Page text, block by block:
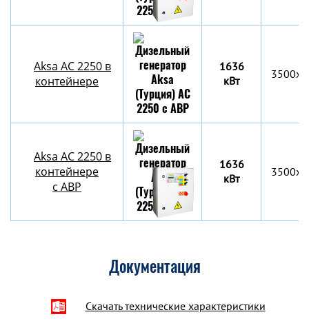
Aksa AC 2250 в
контейнере
1636
кВт
Aksa AC 2250 в
контейнере
c АВР
1636
кВт
Документация
Скачать технические характеристики